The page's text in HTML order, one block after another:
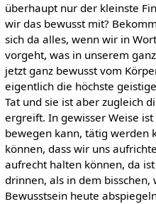
überhaupt nur der kleinste
wir das bewusst mit?
sich da alles, wenn wir in
vorgeht, was in unserem
jetzt ganz bewusst vom
eigentlich die höchste
Tat und sie ist aber zugleich
ergreift. In gewisser Weise
bewegen kann, tätig werden
können, dass wir uns
aufrecht halten können, da
drinnen, als in dem bisschen,
Bewusstsein heute